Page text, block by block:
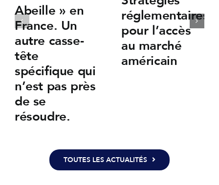
Abeille » en
France. Un
autre casse-
tête
spécifique qui
n’est pas près
de se
résoudre.
réglementaires
pour l’accès
au marché
américain
TOUTES LES ACTUALITÉS